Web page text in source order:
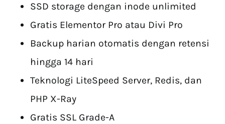
SSD storage dengan inode unlimited
Gratis Elementor Pro atau Divi Pro
Backup harian otomatis dengan retensi
hingga 14 hari
Teknologi LiteSpeed Server, Redis, dan
PHP X-Ray
Gratis SSL Grade-A